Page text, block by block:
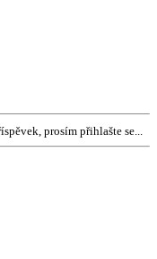
prosím přihlašte se...